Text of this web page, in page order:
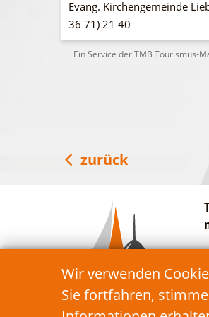
Wir verwenden
Sie fortfahren,
Evang. Kirchengemeinde
36 71) 21 40
Ein Service der TMB Tourismus-
zurück